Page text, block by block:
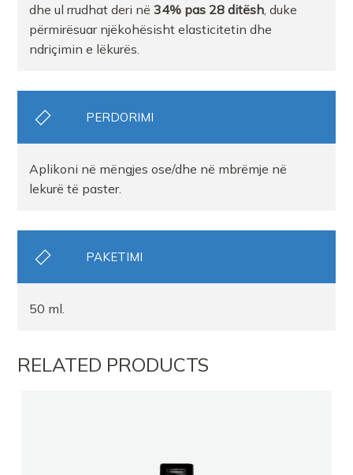
dhe ul rrudhat deri në34% pas 28 ditësh , duke
përmirësuar njëkohësisht elasticitetin dhe
ndriçimin e lëkurës.
PERDORIMI
Aplikoni në mëngjes ose/dhe në mbrëmje në
lekurë të paster.
PAKETIMI
50 ml.
RELATED PRODUCTS